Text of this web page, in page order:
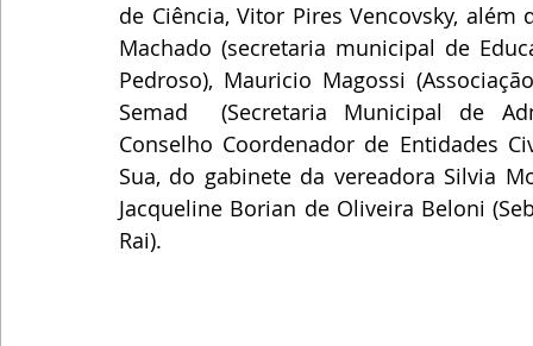
de Ciência, Vitor Pires Vencovsky, além
Machado (secretaria municipal de
Pedroso), Mauricio Magossi
Semad  (Secretaria Municipal de
Conselho Coordenador de Entidades
Sua, do gabinete da vereadora Silvia
Jacqueline Borian de Oliveira Beloni
Rai).